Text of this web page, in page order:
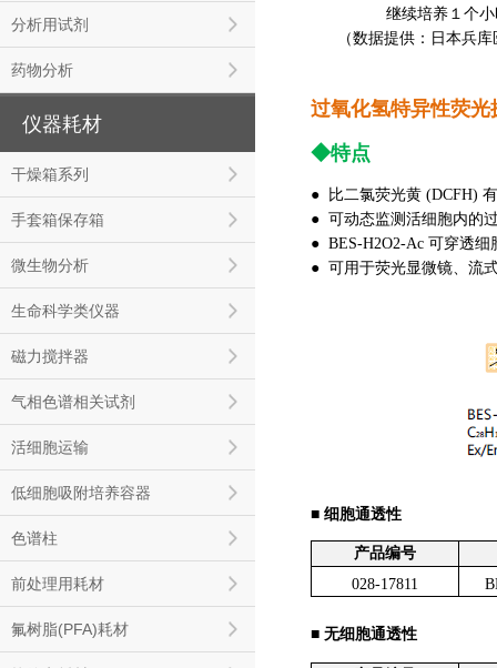
分析用试剂
药物分析
仪器耗材
干燥箱系列
手套箱保存箱
微生物分析
生命科学类仪器
磁力搅拌器
气相色谱相关试剂
活细胞运输
低细胞吸附培养容器
色谱柱
前处理用耗材
氟树脂(PFA)耗材
继续培养１个小
（数据提供：日本兵
过氧化氢特异性荧
◆特点
● 比二氯荧光黄 (DCFH)
● 可动态监测活细胞内的
● BES-H2O2-Ac 可穿透细
● 可用于荧光显微镜、流
■ 细胞通透性
产品编号
028-17811
■ 无细胞通透性